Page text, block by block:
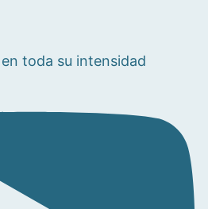
toda su intensidad